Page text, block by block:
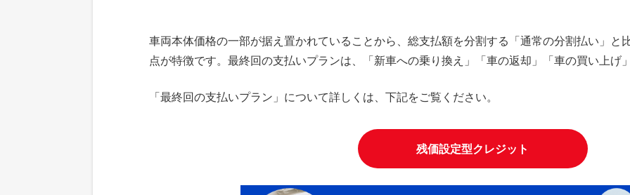
車両本体価格の一部が据え置かれていることから、総支払額を分割する「通常の分割払い」と
点が特徴です。最終回の支払いプランは、「新車への乗り換え」「車の返却」「車の買い上げ
「最終回の支払いプラン」について詳しくは、下記をご覧ください。
残価設定型クレジット